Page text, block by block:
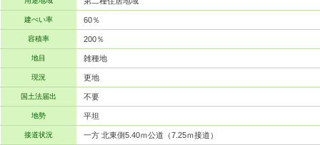
建ぺい率 60％
容積率 200％
地目 雑種地
現況 更地
国土法届出 不要
地勢 平坦
接道状況 一方 北東側5.40ｍ公道（7.25ｍ接道）